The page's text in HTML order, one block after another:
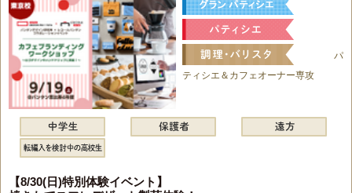
パ
ティシエ＆カフェオーナー専攻
【8/30(日)特別体験イベント】